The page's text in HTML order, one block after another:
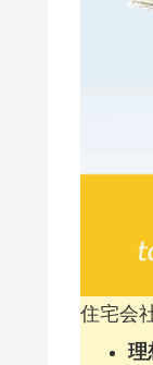
住宅会
理